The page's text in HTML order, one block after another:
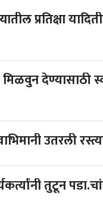
प्रतिक्षा
देण्यासाठी
उतरली
तुटून